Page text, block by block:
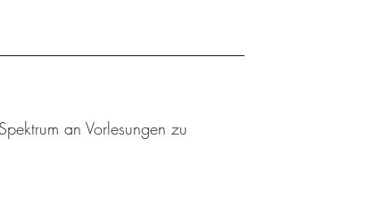
an Vorlesungen zu